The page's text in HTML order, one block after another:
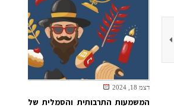
דצמ 18, 2024
המשמעות התרבותית והסמלית של